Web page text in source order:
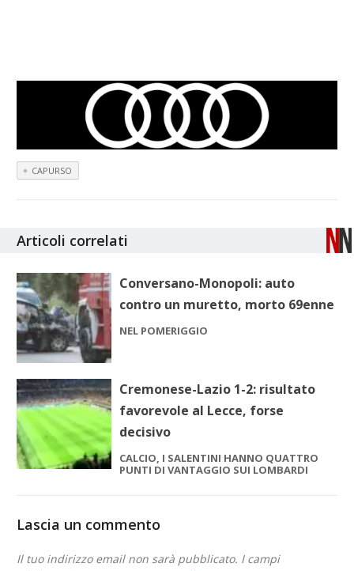
CAPURSO
Articoli correlati
Conversano-Monopoli: auto
contro un muretto, morto 69enne
NEL POMERIGGIO
Cremonese-Lazio 1-2: risultato
favorevole al Lecce, forse
decisivo
CALCIO, I SALENTINI HANNO QUATTRO
PUNTI DI VANTAGGIO SUI LOMBARDI
Lascia un commento
Il tuo indirizzo email non sarà pubblicato. I campi